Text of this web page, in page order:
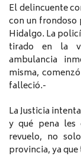
El delincuente
con un frondoso
Hidalgo. La
tirado en la
ambulancia
misma,
falleció.-
La Justicia
y qué pena les
revuelo, no
provincia, ya